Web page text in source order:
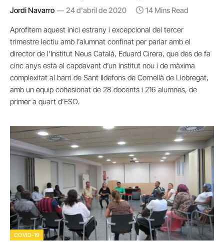
Jordi Navarro 24 d'abril de 2020 14 Mins Read
Aprofitem aquest inici estrany i excepcional del tercer
trimestre lectiu amb l’alumnat confinat per parlar amb el
director de l’Institut Neus Català, Eduard Cirera, que des de fa
cinc anys està al capdavant d’un institut nou i de màxima
complexitat al barri de Sant Ildefons de Cornellà de Llobregat,
amb un equip cohesionat de 28 docents i 216 alumnes, de
primer a quart d’ESO.
COVID-19